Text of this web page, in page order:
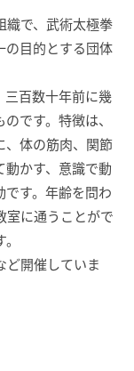
で、武術太極拳
の目的とする団体
百数十年前に幾
です。特徴は、
、体の筋肉、関節
動かす、意識で動
す。年齢を問わ
室に通うことがで
開催していま